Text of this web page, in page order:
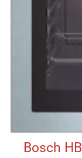
Bosch